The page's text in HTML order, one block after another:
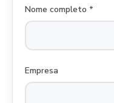
Nome completo *
Empresa